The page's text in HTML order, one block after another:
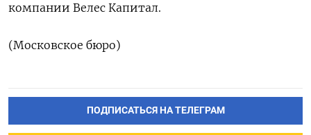
компании Велес Капитал.
(Московское бюро)
ПОДПИСАТЬСЯ НА ТЕЛЕГРАМ